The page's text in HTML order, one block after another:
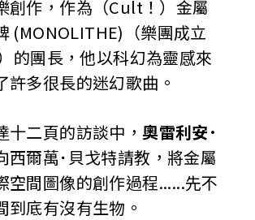
創作，作為（Cult！）金屬
(MONOLITHE)（樂團成立
的團長，他以科幻為靈感來
許多很長的迷幻歌曲。
十二頁的訪談中，奧雷利安･
西爾萬･貝戈特請教，將金屬
空間圖像的創作過程......先不
到底有沒有生物。